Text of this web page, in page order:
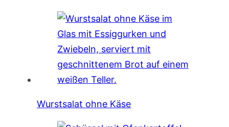
Wurstsalat ohne Käse